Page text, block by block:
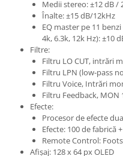
Medii stereo: ±12 dB /
Înalte: ±15 dB/12kHz
EQ master pe 11 benzi
4k, 6.3k, 12k Hz): ±10
Filtre:
Filtru LO CUT, intrări
Filtru LPN (low-pass
Filtru Voice, Intrări
Filtru Feedback, MON
Efecte:
Procesor de efecte
Efecte: 100 de fabrică
Remote Control:
Afișaj: 128 x 64 px OLED